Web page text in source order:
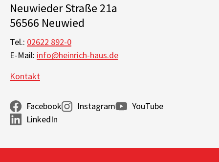
Neuwieder Straße 21a
56566 Neuwied
Tel.: 02622 892-0
E-Mail: info@heinrich-haus.de
Kontakt
Facebook Instagram
YouTube
LinkedIn